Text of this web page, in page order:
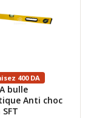
400 DA
bulle
Anti choc